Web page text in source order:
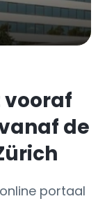
vooraf
de
portaal